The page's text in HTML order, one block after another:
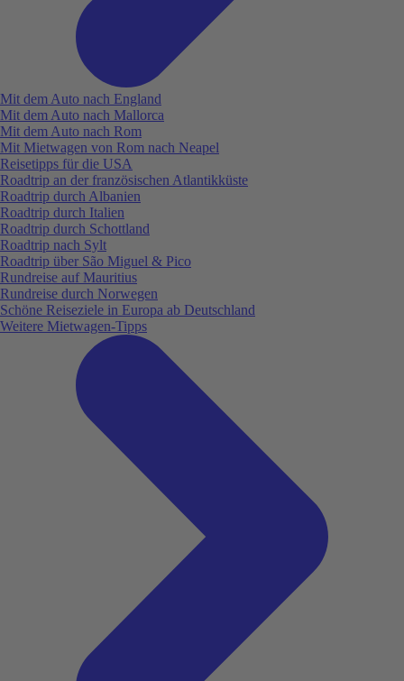
Mit dem Auto nach England
Mit dem Auto nach Mallorca
Mit dem Auto nach Rom
Mit Mietwagen von Rom nach Neapel
Reisetipps für die USA
Roadtrip an der französischen Atlantikküste
Roadtrip durch Albanien
Roadtrip durch Italien
Roadtrip durch Schottland
Roadtrip nach Sylt
Roadtrip über São Miguel & Pico
Rundreise auf Mauritius
Rundreise durch Norwegen
Schöne Reiseziele in Europa ab Deutschland
Weitere Mietwagen-Tipps